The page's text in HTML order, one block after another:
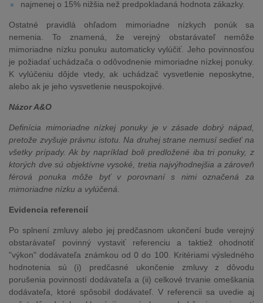
najmenej o 15% nižšia než predpokladaná hodnota zákazky.
Ostatné pravidlá ohľadom mimoriadne nízkych ponúk sa
nemenia. To znamená, že verejný obstarávateľ nemôže
mimoriadne nízku ponuku automaticky vylúčiť. Jeho povinnosťou
je požiadať uchádzača o odôvodnenie mimoriadne nízkej ponuky.
K vylúčeniu dôjde vtedy, ak uchádzač vysvetlenie neposkytne,
alebo ak je jeho vysvetlenie neuspokojivé.
Názor A&O
Definícia mimoriadne nízkej ponuky je v zásade dobrý nápad,
pretože zvyšuje právnu istotu. Na druhej strane nemusí sedieť na
všetky prípady. Ak by napríklad boli predložené iba tri ponuky, z
ktorých dve sú objektívne vysoké, tretia najvýhodnejšia a zároveň
férová ponuka môže byť v porovnaní s nimi označená za
mimoriadne nízku a vylúčená.
Evidencia referencií
Po splnení zmluvy alebo jej predčasnom ukončení bude verejný
obstarávateľ povinný vystaviť referenciu a taktiež ohodnotiť
"výkon" dodávateľa známkou od 0 do 100. Kritériami výsledného
hodnotenia sú (i) predčasné ukončenie zmluvy z dôvodu
porušenia povinností dodávateľa a (ii) celkové trvanie omeškania
dodávateľa, ktoré spôsobil dodávateľ. V referencii sa uvedie aj